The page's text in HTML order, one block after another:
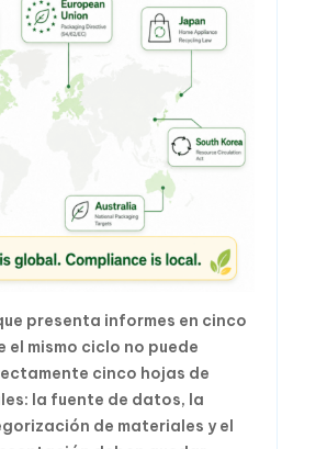
presenta informes en cinco
el mismo ciclo no puede
cinco hojas de
la fuente de datos, la
de materiales y el